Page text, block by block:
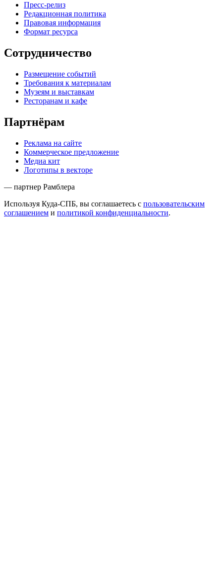
Пресс-релиз
Редакционная политика
Правовая информация
Формат ресурса
Сотрудничество
Размещение событий
Требования к материалам
Музеям и выставкам
Ресторанам и кафе
Партнёрам
Реклама на сайте
Коммерческое предложение
Медиа кит
Логотипы в векторе
— партнер Рамблера
Используя Куда-СПБ, вы соглашаетесь с пользовательским
соглашением и политикой конфиденциальности.